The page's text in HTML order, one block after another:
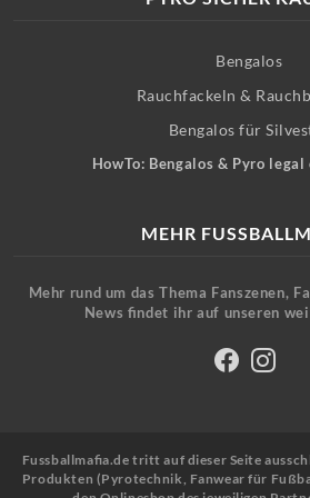
Bengalos
Rauchfackeln &
Bengalos für
HowTo: Bengalos & Pyro
MEHR
Mehr rund um das Thema Fanszenen,
News findet ihr auf unseren
Fussballmafia.de tritt auf dieser Seite
Produkten (Pyrotechnik, Fanwear für